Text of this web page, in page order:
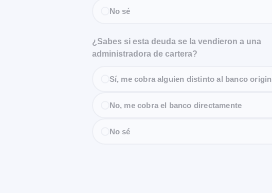
No sé
¿Sabes si esta deuda se la vendieron a una
administradora de cartera?
Sí, me cobra alguien distinto al banco
No, me cobra el banco directamente
No sé